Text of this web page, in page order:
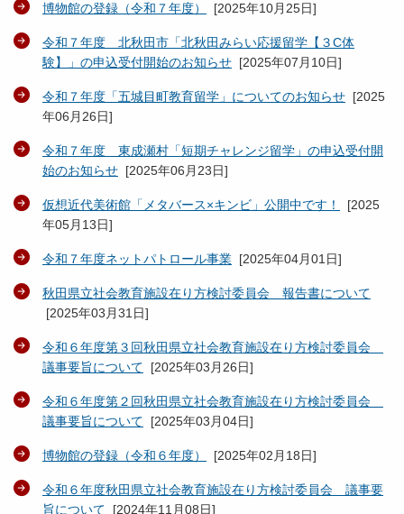
博物館の登録（令和７年度） [2025年10月25日]
令和７年度 北秋田市「北秋田みらい応援留学【３C体
験】」の申込受付開始のお知らせ [2025年07月10日]
令和７年度「五城目町教育留学」についてのお知らせ [2025
年06月26日]
令和７年度 東成瀬村「短期チャレンジ留学」の申込受付開
始のお知らせ [2025年06月23日]
仮想近代美術館「メタバース×キンビ」公開中です！ [2025
年05月13日]
令和７年度ネットパトロール事業 [2025年04月01日]
秋田県立社会教育施設在り方検討委員会 報告書について
[2025年03月31日]
令和６年度第３回秋田県立社会教育施設在り方検討委員会
議事要旨について [2025年03月26日]
令和６年度第２回秋田県立社会教育施設在り方検討委員会
議事要旨について [2025年03月04日]
博物館の登録（令和６年度） [2025年02月18日]
令和６年度秋田県立社会教育施設在り方検討委員会 議事要
旨について [2024年11月08日]